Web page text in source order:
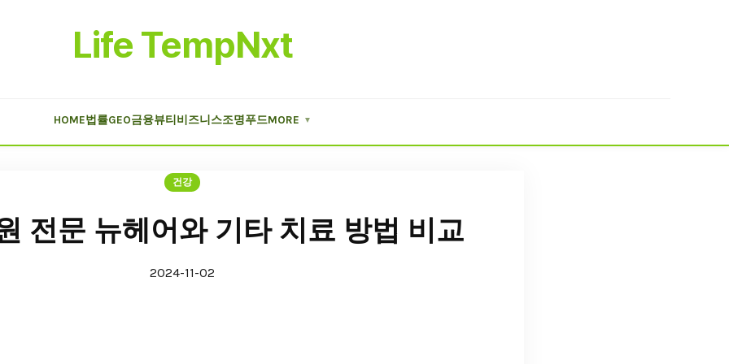
Life TempNxt
HOME법률GEO금융뷰티 비즈니스조명푸드MORE ▼
건강
전문 뉴헤어와 기타 치료 방법 비교
2024-11-02